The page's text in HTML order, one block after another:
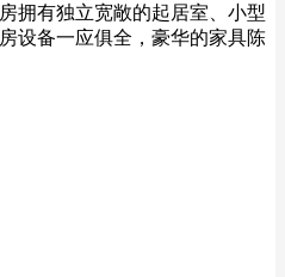
拥有独立宽敞的起居室、小型
设备一应俱全，豪华的家具陈